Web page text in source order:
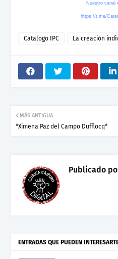
Nuestro canal
https://t.me/
Catalogo IPC La creación
MÁS ANTIGUA
*Ximena Paz del Campo Dufflocq*
Publicado
ENTRADAS QUE PUEDEN